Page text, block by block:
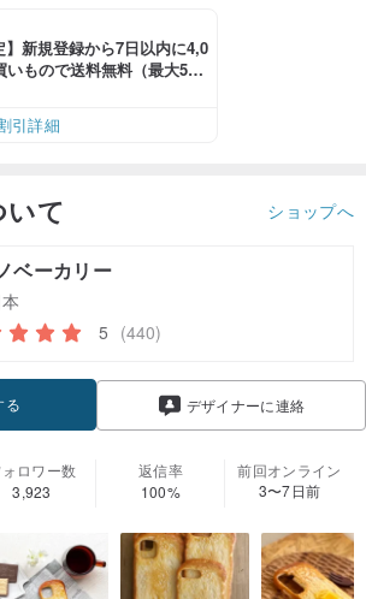
】新規登録から7日以内に4,0
いもので送料無料（最大500
引詳細
て ショップへ
ベーカリー
5 (440)
る デザイナーに連絡
ォロワー数
3,923
返信率
100%
前回オンライン
3〜7日前